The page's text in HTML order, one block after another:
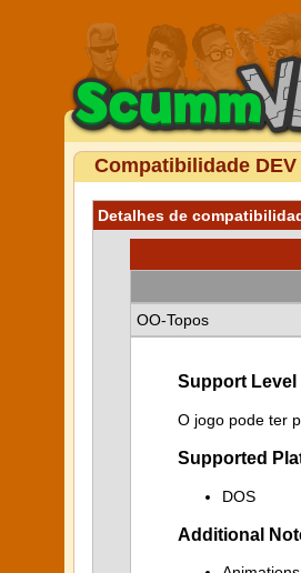
Compatibilidade DEV
Detalhes de
OO-Topos
Support Level
O jogo pode ter
Supported
DOS
Additional